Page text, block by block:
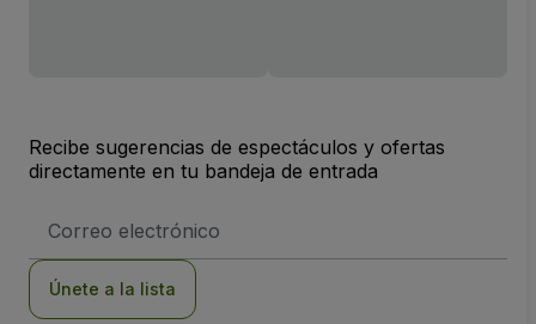
Recibe sugerencias de espectáculos y ofertas
directamente en tu bandeja de entrada
de
Únete a la lista